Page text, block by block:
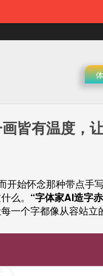
皆有温度，
开始怀念那种带点
么。 “字体家AI造字
一个字都像从容站立